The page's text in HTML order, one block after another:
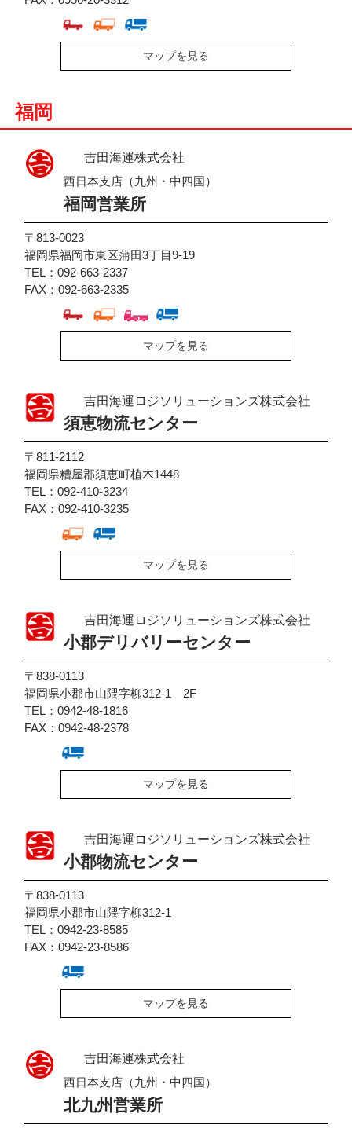
マップを見る
福岡
吉田海運株式会社
西日本支店（九州・中四国）
福岡営業所
〒813-0023
福岡県福岡市東区蒲田3丁目9-19
TEL：092-663-2337
FAX：092-663-2335
マップを見る
吉田海運ロジソリューションズ株式会社
須恵物流センター
〒811-2112
福岡県糟屋郡須恵町植木1448
TEL：092-410-3234
FAX：092-410-3235
マップを見る
吉田海運ロジソリューションズ株式会社
小郡デリバリーセンター
〒838-0113
福岡県小郡市山隈字柳312-1 2F
TEL：0942-48-1816
FAX：0942-48-2378
マップを見る
吉田海運ロジソリューションズ株式会社
小郡物流センター
〒838-0113
福岡県小郡市山隈字柳312-1
TEL：0942-23-8585
FAX：0942-23-8586
マップを見る
吉田海運株式会社
西日本支店（九州・中四国）
北九州営業所